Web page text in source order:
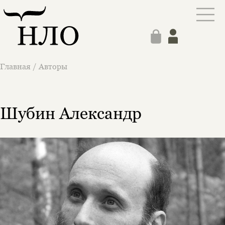
Главная / Авторы
Шубин Александр
Подписка на рассылку
Этой книги временно
нет в продаже.